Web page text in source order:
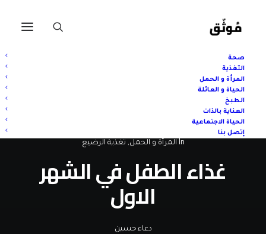
صحة
التغذية
المرأة و الحمل
الحياة و العائلة
الطبخ
العناية بالذات
الحياة الاجتماعية
إتصل بنا
In المرأة و الحمل, تغذية الرضيع
غذاء الطفل في الشهر
الاول
دعاء حسين